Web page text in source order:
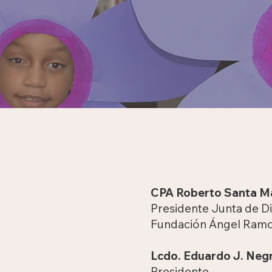
CPA Roberto Santa
Presidente Junta de
Fundación Ángel
Lcdo. Eduardo J.